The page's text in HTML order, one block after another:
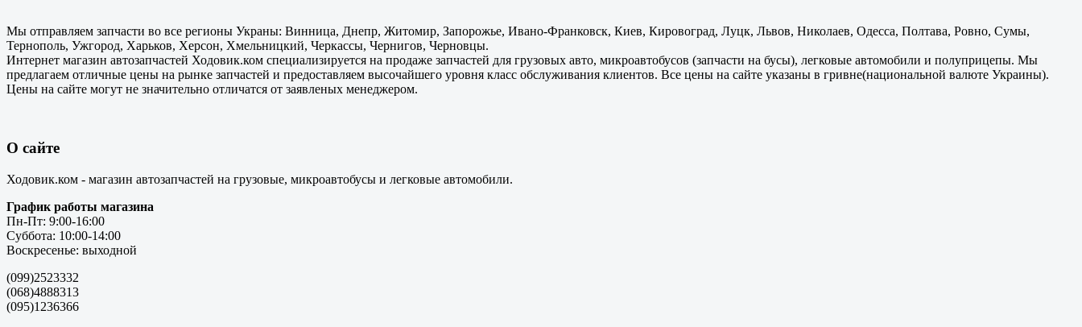
Мы отправляем запчасти во все регионы Украны: Винница, Днепр, Житомир, Запорожье, Ивано-Франковск, Киев, Кировоград, Луцк, Львов, Николаев, Одесса, Полтава, Ровно, Сумы,
Тернополь, Ужгород, Харьков, Херсон, Хмельницкий, Черкассы, Чернигов, Черновцы.
Интернет магазин автозапчастей Ходовик.ком специализируется на продаже запчастей для грузовых авто, микроавтобусов (запчасти на бусы), легковые автомобили и полуприцепы. Мы
предлагаем отличные цены на рынке запчастей и предоставляем высочайшего уровня класс обслуживания клиентов. Все цены на сайте указаны в гривне(национальной валюте Украины).
Цены на сайте могут не значительно отличатся от заявленых менеджером.
О сайте
Ходовик.ком - магазин автозапчастей на грузовые, микроавтобусы и легковые автомобили.
График работы магазина
Пн-Пт: 9:00-16:00
Суббота: 10:00-14:00
Воскресенье: выходной
(099)2523332
(068)4888313
(095)1236366